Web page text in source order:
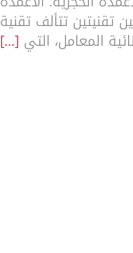
تقنيتين تتألف تقنية
المعامل، التي [...]